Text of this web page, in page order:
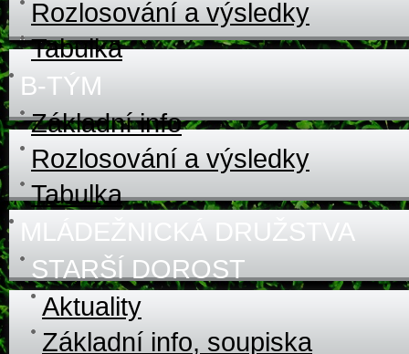
Rozlosování a výsledky
Tabulka
B-TÝM
Základní info
Rozlosování a výsledky
Tabulka
MLÁDEŽNICKÁ DRUŽSTVA
STARŠÍ DOROST
Aktuality
Základní info, soupiska